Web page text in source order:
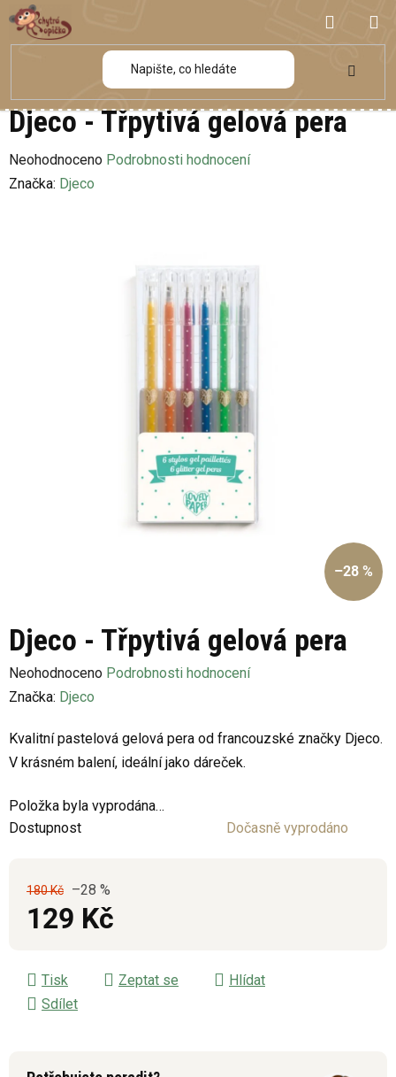
Přejít
na
obsah
KOŠÍK
Djeco - Třpytivá gelová pera
Průměrné
hodnocení
je
0,0
5
hvězdiček.
Neohodnoceno Podrobnosti hodnocení
Značka: Djeco
Kvalitní pastelová gelová pera od francouzské značky Djeco.
V krásném balení, ideální jako dáreček.
Položka byla vyprodána…
Dostupnost
Dočasně vyprodáno
180 Kč –28 %
129 Kč
Tisk Zeptat se
Hlídat
Sdílet
Djeco - Třpytivá gelová pera
Průměrné
hodnocení
Neohodnoceno Podrobnosti hodnocení
Značka: Djeco
–28 %